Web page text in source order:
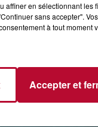
affiner en sélectionnant
sans accepter".
à tout moment
Accepter et